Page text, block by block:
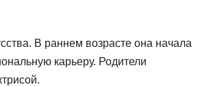
В раннем возрасте она начала
карьеру. Родители